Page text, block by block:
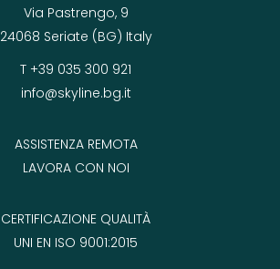
Via Pastrengo, 9
24068 Seriate (BG) Italy
T +39 035 300 921
info@skyline.bg.it
ASSISTENZA REMOTA
LAVORA CON NOI
CERTIFICAZIONE QUALITÀ
UNI EN ISO 9001:2015